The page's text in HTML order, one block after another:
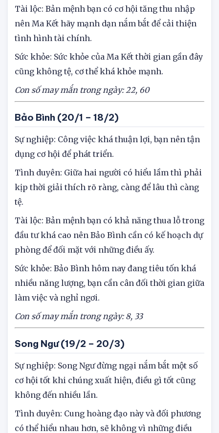
Tài lộc: Bản mệnh bạn có cơ hội tăng thu nhập
nên Ma Kết hãy mạnh dạn nắm bắt để cải thiện
tình hình tài chính.
Sức khỏe: Sức khỏe của Ma Kết thời gian gần đây
cũng không tệ, cơ thể khá khỏe mạnh.
Con số may mắn trong ngày: 22, 60
Bảo Bình (20/1 – 18/2)
Sự nghiệp: Công việc khá thuận lợi, bạn nên tận
dụng cơ hội để phát triển.
Tình duyên: Giữa hai người có hiểu lầm thì phải
kịp thời giải thích rõ ràng, càng để lâu thì càng
tệ.
Tài lộc: Bản mệnh bạn có khả năng thua lỗ trong
đầu tư khá cao nên Bảo Bình cần có kế hoạch dự
phòng để đối mặt với những điều ấy.
Sức khỏe: Bảo Bình hôm nay đang tiêu tốn khá
nhiều năng lượng, bạn cần cân đối thời gian giữa
làm việc và nghỉ ngơi.
Con số may mắn trong ngày: 8, 33
Song Ngư (19/2 – 20/3)
Sự nghiệp: Song Ngư đừng ngại nắm bắt một số
cơ hội tốt khi chúng xuất hiện, điều gì tốt cũng
không đến nhiều lần.
Tình duyên: Cung hoàng đạo này và đối phương
có thể hiểu nhau hơn, sẽ không vì những điều